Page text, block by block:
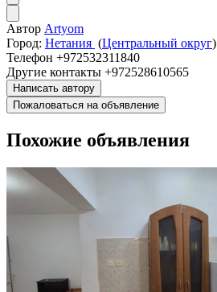
Автор Artyom
Город: Нетания (Центральный округ)
Телефон +972532311840
Другие контакты +972528610565
Написать автору
Пожаловаться на объявление
Похожие объявления